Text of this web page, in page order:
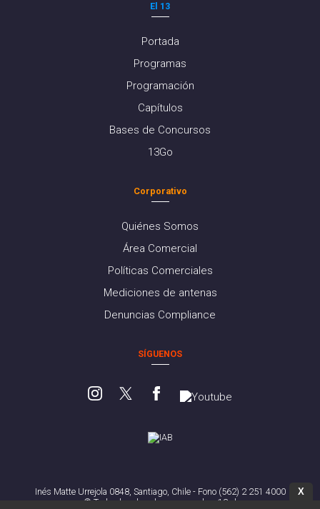
El 13
Portada
Programas
Programación
Capítulos
Bases de Concursos
13Go
Corporativo
Quiénes Somos
Área Comercial
Políticas Comerciales
Mediciones de antenas
Denuncias Compliance
SÍGUENOS
Inés Matte Urrejola 0848, Santiago, Chile - Fono (562) 2 251 4000
© Todos los derechos reservados. 13.cl
X